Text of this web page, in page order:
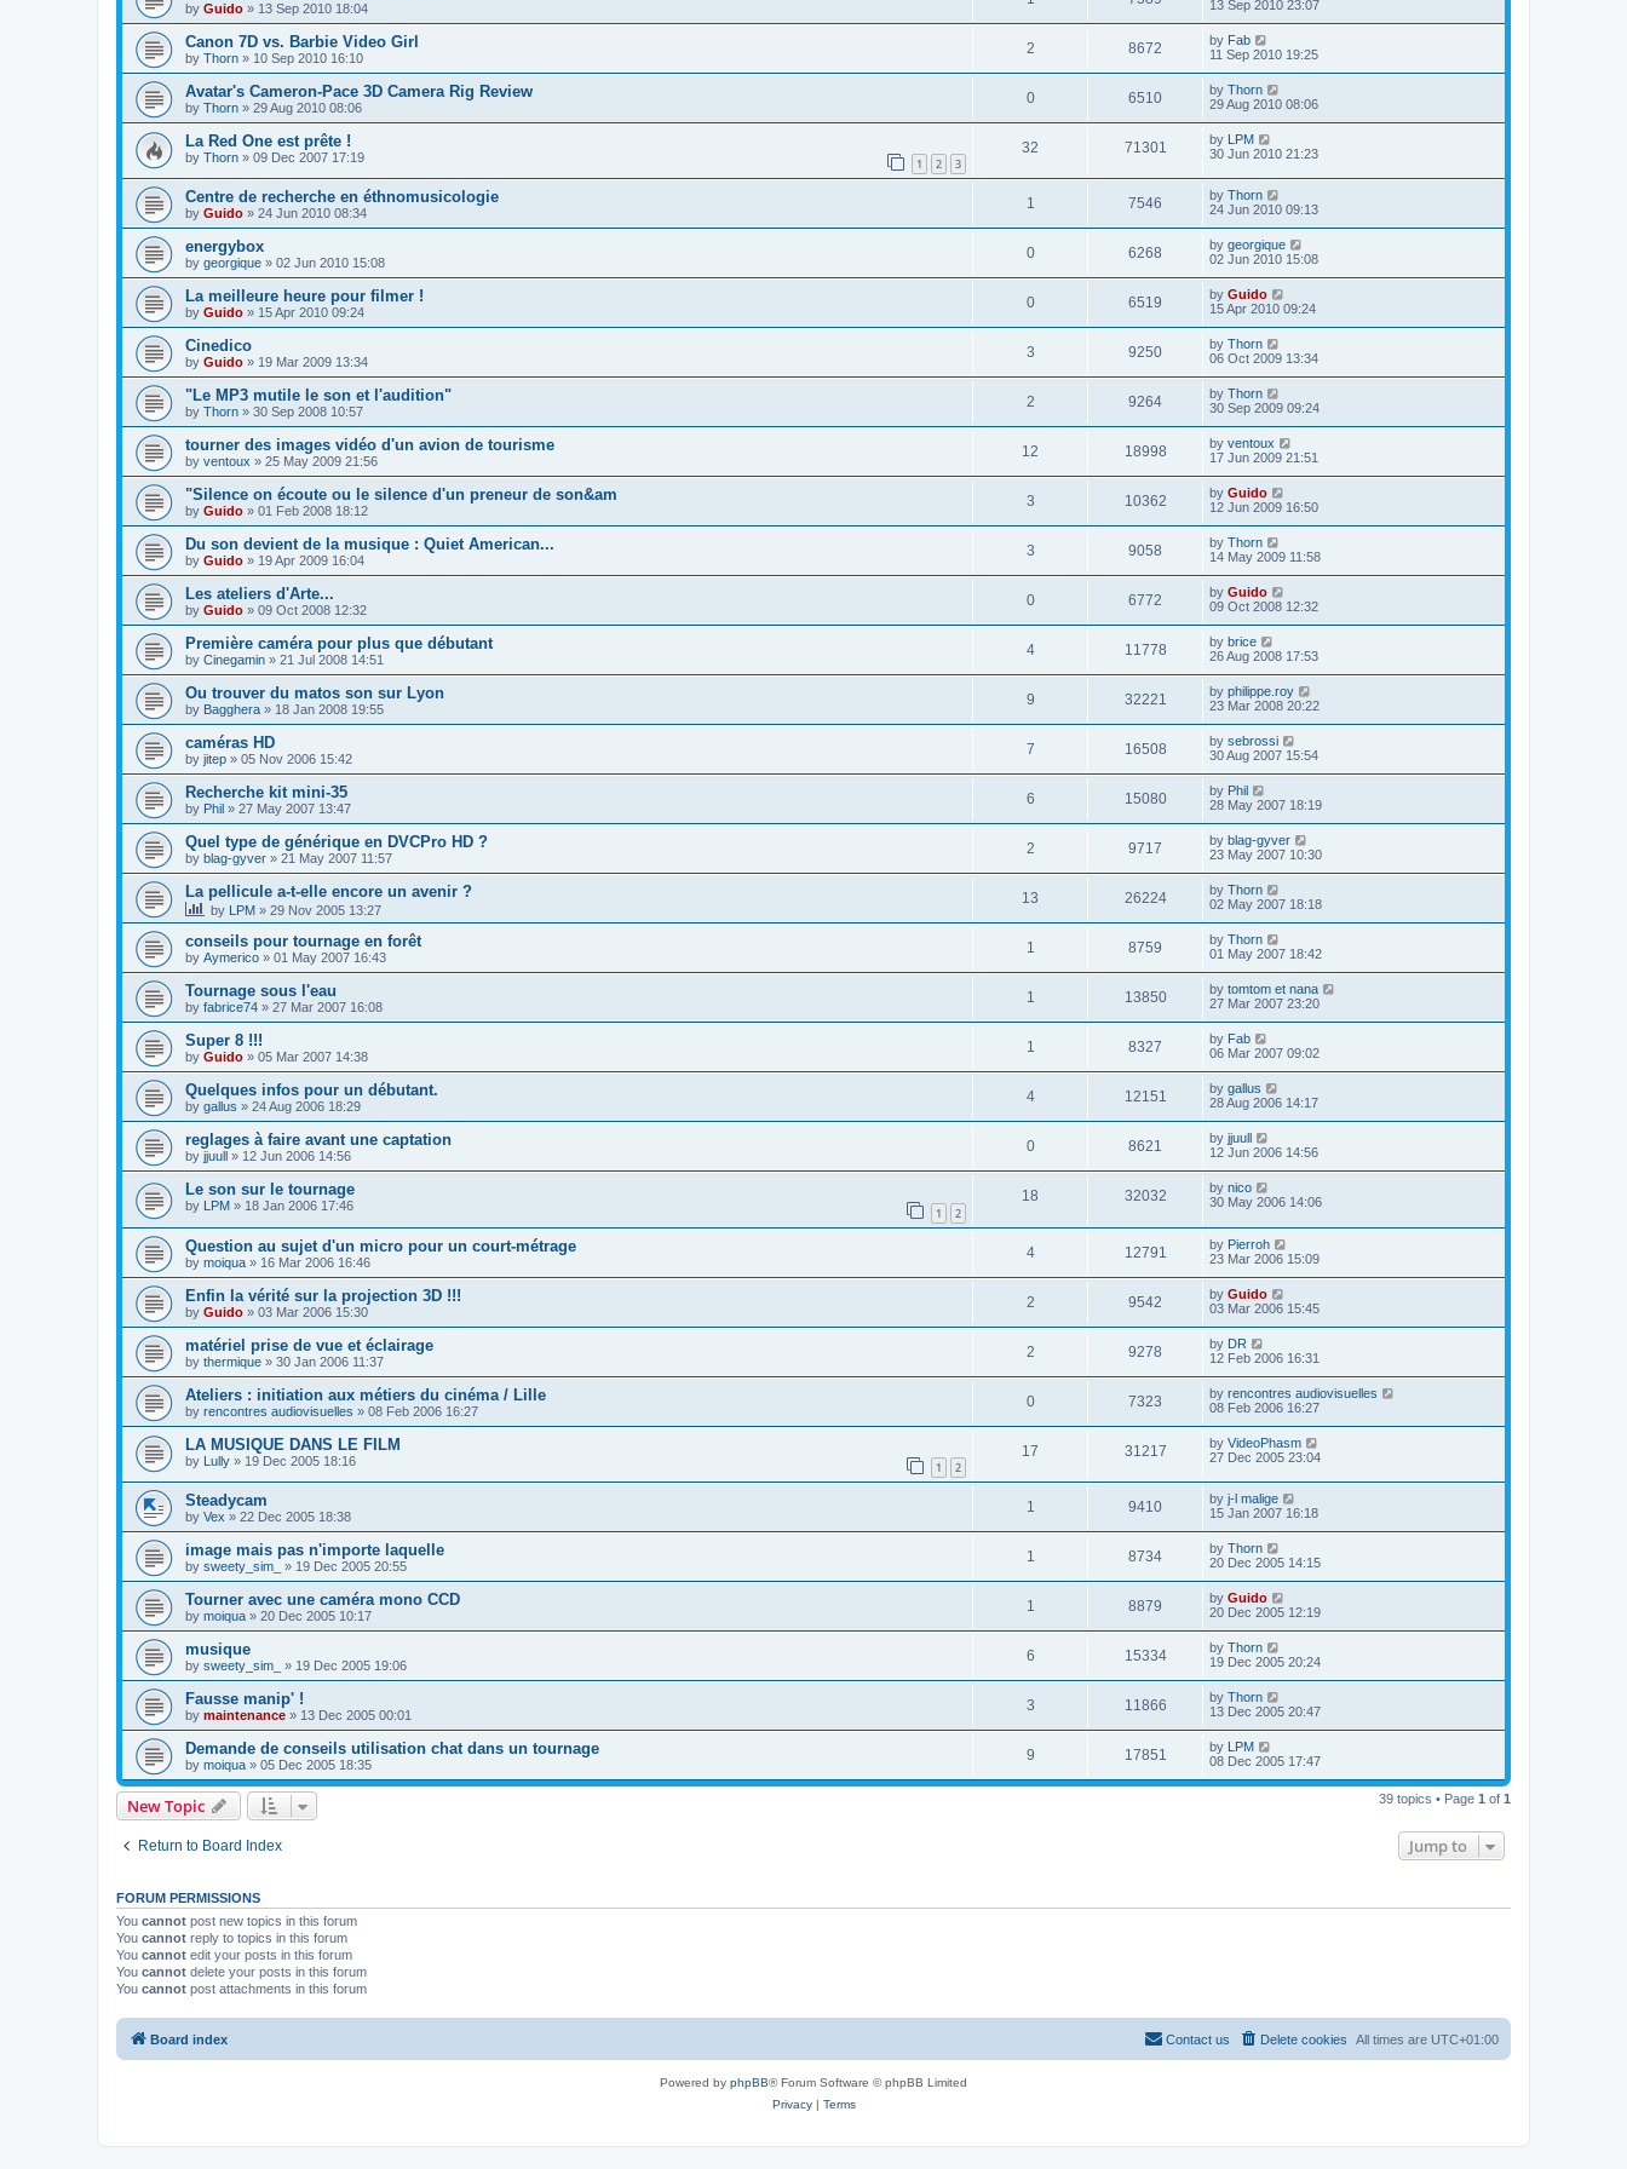
by Guido » 13 Sep 2010 18:04
13 Sep 2010 23:07
Canon 7D vs. Barbie Video Girl
by Thorn » 10 Sep 2010 16:10
2 8672 by Fab
11 Sep 2010 19:25
Avatar's Cameron-Pace 3D Camera Rig Review
by Thorn » 29 Aug 2010 08:06
0 6510 by Thorn
29 Aug 2010 08:06
La Red One est prête !
by Thorn » 09 Dec 2007 17:19 1 2 3
32 71301 by LPM
30 Jun 2010 21:23
Centre de recherche en éthnomusicologie
by Guido » 24 Jun 2010 08:34
1 7546 by Thorn
24 Jun 2010 09:13
energybox
by georgique » 02 Jun 2010 15:08
0 6268 by georgique
02 Jun 2010 15:08
La meilleure heure pour filmer !
by Guido » 15 Apr 2010 09:24
0 6519 by Guido
15 Apr 2010 09:24
Cinedico
by Guido » 19 Mar 2009 13:34
3 9250 by Thorn
06 Oct 2009 13:34
"Le MP3 mutile le son et l'audition"
by Thorn » 30 Sep 2008 10:57
2 9264 by Thorn
30 Sep 2009 09:24
tourner des images vidéo d'un avion de tourisme
by ventoux » 25 May 2009 21:56
12 18998 by ventoux
17 Jun 2009 21:51
"Silence on écoute ou le silence d'un preneur de son&am
by Guido » 01 Feb 2008 18:12
3 10362 by Guido
12 Jun 2009 16:50
Du son devient de la musique : Quiet American...
by Guido » 19 Apr 2009 16:04
3 9058 by Thorn
14 May 2009 11:58
Les ateliers d'Arte...
by Guido » 09 Oct 2008 12:32
0 6772 by Guido
09 Oct 2008 12:32
Première caméra pour plus que débutant
by Cinegamin » 21 Jul 2008 14:51
4 11778 by brice
26 Aug 2008 17:53
Ou trouver du matos son sur Lyon
by Bagghera » 18 Jan 2008 19:55
9 32221 by philippe.roy
23 Mar 2008 20:22
caméras HD
by jitep » 05 Nov 2006 15:42
7 16508 by sebrossi
30 Aug 2007 15:54
Recherche kit mini-35
by Phil » 27 May 2007 13:47
6 15080 by Phil
28 May 2007 18:19
Quel type de générique en DVCPro HD ?
by blag-gyver » 21 May 2007 11:57
2 9717 by blag-gyver
23 May 2007 10:30
La pellicule a-t-elle encore un avenir ?
by LPM » 29 Nov 2005 13:27
13 26224 by Thorn
02 May 2007 18:18
conseils pour tournage en forêt
by Aymerico » 01 May 2007 16:43
1 8759 by Thorn
01 May 2007 18:42
Tournage sous l'eau
by fabrice74 » 27 Mar 2007 16:08
1 13850 by tomtom et nana
27 Mar 2007 23:20
Super 8 !!!
by Guido » 05 Mar 2007 14:38
1 8327 by Fab
06 Mar 2007 09:02
Quelques infos pour un débutant.
by gallus » 24 Aug 2006 18:29
4 12151 by gallus
28 Aug 2006 14:17
reglages à faire avant une captation
by jjuull » 12 Jun 2006 14:56
0 8621 by jjuull
12 Jun 2006 14:56
Le son sur le tournage
by LPM » 18 Jan 2006 17:46 1 2
18 32032 by nico
30 May 2006 14:06
Question au sujet d'un micro pour un court-métrage
by moiqua » 16 Mar 2006 16:46
4 12791 by Pierroh
23 Mar 2006 15:09
Enfin la vérité sur la projection 3D !!!
by Guido » 03 Mar 2006 15:30
2 9542 by Guido
03 Mar 2006 15:45
matériel prise de vue et éclairage
by thermique » 30 Jan 2006 11:37
2 9278 by DR
12 Feb 2006 16:31
Ateliers : initiation aux métiers du cinéma / Lille
by rencontres audiovisuelles » 08 Feb 2006 16:27
0 7323 by rencontres audiovisuelles
08 Feb 2006 16:27
LA MUSIQUE DANS LE FILM
by Lully » 19 Dec 2005 18:16 1 2
17 31217 by VideoPhasm
27 Dec 2005 23:04
Steadycam
by Vex » 22 Dec 2005 18:38
1 9410 by j-l malige
15 Jan 2007 16:18
image mais pas n'importe laquelle
by sweety_sim_ » 19 Dec 2005 20:55
1 8734 by Thorn
20 Dec 2005 14:15
Tourner avec une caméra mono CCD
by moiqua » 20 Dec 2005 10:17
1 8879 by Guido
20 Dec 2005 12:19
musique
by sweety_sim_ » 19 Dec 2005 19:06
6 15334 by Thorn
19 Dec 2005 20:24
Fausse manip' !
by maintenance » 13 Dec 2005 00:01
3 11866 by Thorn
13 Dec 2005 20:47
Demande de conseils utilisation chat dans un tournage
by moiqua » 05 Dec 2005 18:35
9 17851 by LPM
08 Dec 2005 17:47
New Topic 39 topics • Page 1 of 1
Return to Board Index Jump to
FORUM PERMISSIONS
You cannot post new topics in this forum
You cannot reply to topics in this forum
You cannot edit your posts in this forum
You cannot delete your posts in this forum
You cannot post attachments in this forum
Board index All times are UTC+01:00
Delete cookies
Contact us
Powered by phpBB® Forum Software © phpBB Limited
Privacy| Terms